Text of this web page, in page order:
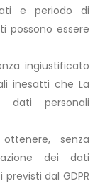
e periodo di
possono essere
ingiustificato
inesatti che La
dati personali
senza
dei dati
dal GDPR